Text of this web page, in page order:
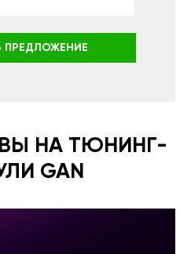
ПРЕДЛОЖЕНИЕ
НА ТЮНИНГ-
GAN